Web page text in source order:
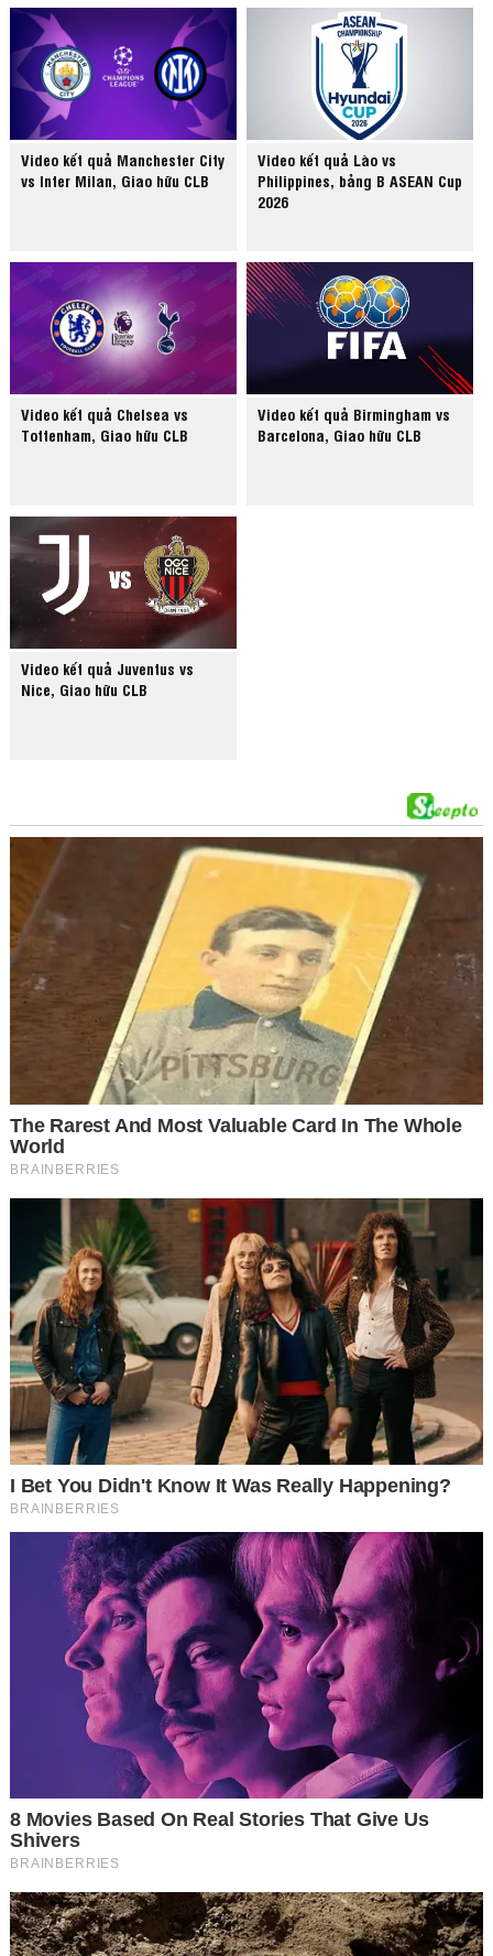
Video kết quả Manchester City
vs Inter Milan, Giao hữu CLB
Video kết quả Lào vs
Philippines, bảng B ASEAN Cup
2026
Video kết quả Chelsea vs
Tottenham, Giao hữu CLB
Video kết quả Birmingham vs
Barcelona, Giao hữu CLB
Video kết quả Juventus vs
Nice, Giao hữu CLB